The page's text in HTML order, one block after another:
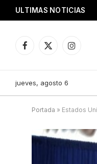
ULTIMAS NOTICIAS
Facebook
X
jueves, agosto 6
Portada » Estados